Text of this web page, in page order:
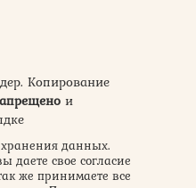
Копирование
и
данных.
даете свое согласие
же принимаете все